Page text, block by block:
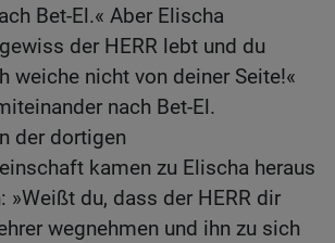
Bet-El.« Aber Elischa
der HERR lebt und du
weiche nicht von deiner Seite!«
nach Bet-El.
der dortigen
kamen zu Elischa heraus
»Weißt du, dass der HERR dir
wegnehmen und ihn zu sich